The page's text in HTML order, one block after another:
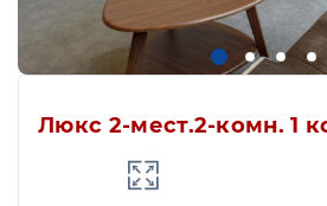
Люкс 2-мест.2-комн. 1